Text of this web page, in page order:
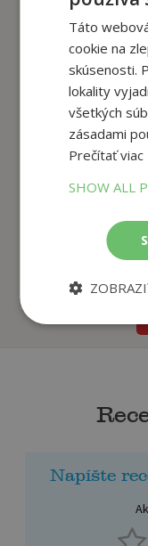
Joga
Zuzana
Napíšte
Táto
cookie na
skúsenosti.
lokality
všetkých
zásadami
Prečítať viac
SHOW ALL